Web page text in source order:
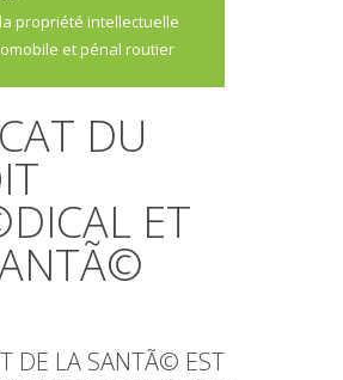
propriété intellectuelle
et pénal routier
DU
ET
DE LA SANTÃ© EST